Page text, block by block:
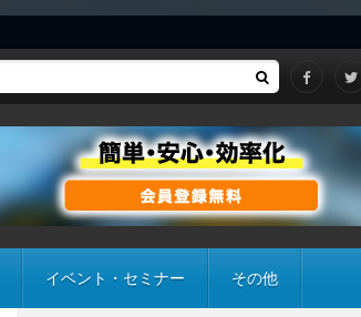
イベント・セミナー その他